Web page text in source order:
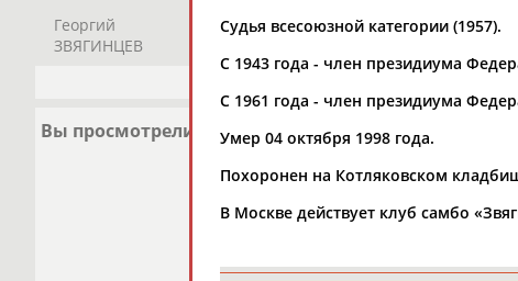
Георгий
ЗВЯГИНЦЕВ
Вы просмотрели
Судья всесоюзной категории (1957).
С 1943 года - член президиума
С 1961 года - член президиума
Умер 04 октября 1998 года.
Похоронен на Котляковском
В Москве действует клуб самбо